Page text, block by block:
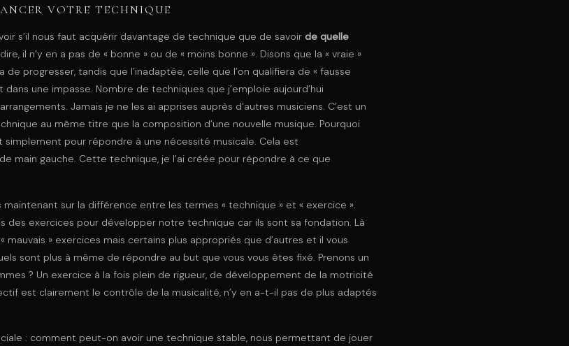
VOTRE TECHNIQUE
s’il nous faut acquérir davantage de technique que de savoir de quelle
il n’y en a pas de « bonne » ou de « moins bonne ». Disons que la « vraie »
progresser, tandis que l’inadaptée, celle que l’on qualifiera de « fausse
une impasse. Nombre de techniques que j’emploie aujourd’hui
Jamais je ne les ai apprises auprès d’autres musiciens. C’est un
au même titre que la composition d’une nouvelle musique. Pourquoi
simplement pour répondre à une nécessité musicale. Cela est
main gauche. Cette technique, je l’ai créée pour répondre à ce que
sur la différence entre les termes « technique » et « exercice ».
des exercices pour développer notre technique car ils sont sa fondation. Là
mauvais » exercices mais certains plus appropriés que d’autres et il vous
sont plus à même de répondre au but que vous vous êtes fixé. Prenons un
? Un exercice à la fois plein de rigueur, de développement de la motricité
est clairement le contrôle de la musicalité, n’y en a-t-il pas de plus adaptés
: comment peut-on avoir une technique stable, nous permettant de jouer